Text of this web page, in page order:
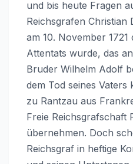
und bis heute Fragen
Reichsgrafen Christian
am 10. November 1721
Attentats wurde, das
Bruder Wilhelm Adolf
dem Tod seines Vaters
zu Rantzau aus
Freie Reichsgrafschaft
übernehmen. Doch
Reichsgraf in heftige